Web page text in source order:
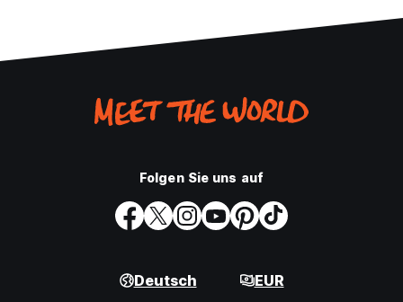
Folgen Sie uns auf
Deutsch EUR